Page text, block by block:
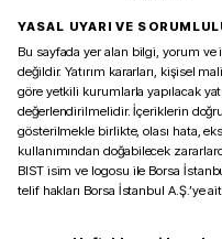
YASAL UYARI VE
Bu sayfada yer alan bilgi, yorum ve
değildir. Yatırım kararları, kişisel
göre yetkili kurumlarla yapılacak
değerlendirilmelidir. İçeriklerin
gösterilmekle birlikte, olası hata,
kullanımından doğabilecek
BIST isim ve logosu ile Borsa
telif hakları Borsa İstanbul A.Ş.’ye